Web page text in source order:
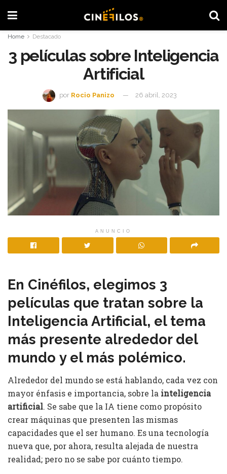
Home Destacado
3 películas sobre Inteligencia
Artificial
por Rocio Panizo 26 abril, 2023
ANUNCIO
En Cinéfilos, elegimos 3
películas que tratan sobre la
Inteligencia Artificial, el tema
más presente alrededor del
mundo y el más polémico.
Alrededor del mundo se está hablando, cada vez con
mayor énfasis e importancia, sobre la inteligencia
artificial. Se sabe que la IA tiene como propósito
crear máquinas que presenten las mismas
capacidades que el ser humano. Es una tecnología
nueva que, por ahora, resulta alejada de nuestra
realidad; pero no se sabe por cuánto tiempo.